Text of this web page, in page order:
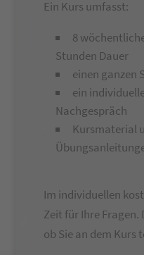
Ein Kurs umfasst:
8
Stunden Dauer
einen ganzen
ein
Nachgespräch
Kursmaterial
Im individuellen
Zeit für Ihre Fragen.
ob Sie an dem Kurs